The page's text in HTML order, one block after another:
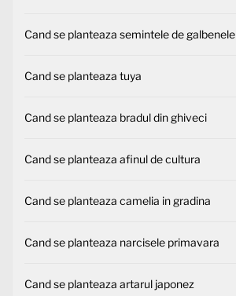
Cand se planteaza semintele de galbenele
Cand se planteaza tuya
Cand se planteaza bradul din ghiveci
Cand se planteaza afinul de cultura
Cand se planteaza camelia in gradina
Cand se planteaza narcisele primavara
Cand se planteaza artarul japonez